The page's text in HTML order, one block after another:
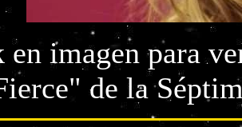
imagen para
de la